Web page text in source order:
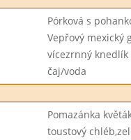
Pórková s
Vepřový mexický
vícezrnný knedlík
čaj/voda
Pomazánka
toustový